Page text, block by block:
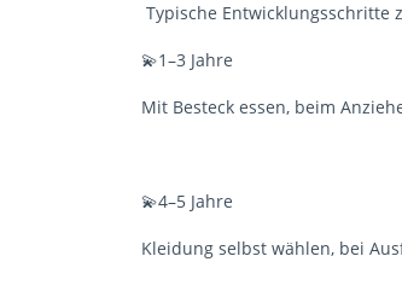
Typische Entwicklungsschritte
💫1–3 Jahre
Mit Besteck essen, beim
💫4–5 Jahre
Kleidung selbst wählen, bei